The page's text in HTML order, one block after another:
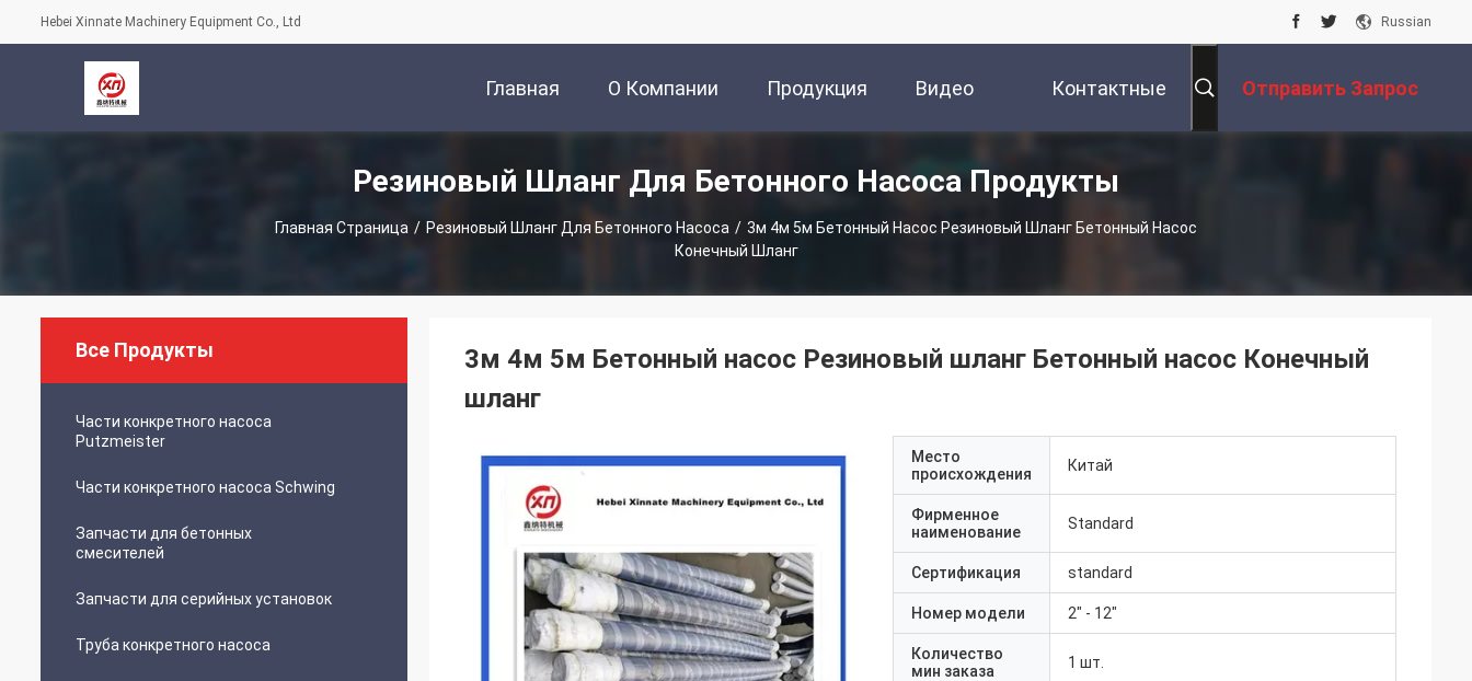
Hebei Xinnate Machinery Equipment Co., Ltd Russian
Главная
Страница
О Компании Продукция Видео Контактные
Данные
Отправить Запрос
Резиновый Шланг Для Бетонного Насоса Продукты
Главная Страница / Резиновый Шланг Для Бетонного Насоса / 3м 4м 5м Бетонный Насос Резиновый Шланг Бетонный Насос
Конечный Шланг
Все Продукты
Части конкретного насоса
Putzmeister
Части конкретного насоса Schwing
Запчасти для бетонных
смесителей
Запчасти для серийных установок
Труба конкретного насоса
3м 4м 5м Бетонный насос Резиновый шланг Бетонный насос Конечный
шланг
Место
происхождения
Китай
Фирменное
наименование
Standard
Сертификация standard
Номер модели 2" - 12"
Количество
мин заказа
1 шт.